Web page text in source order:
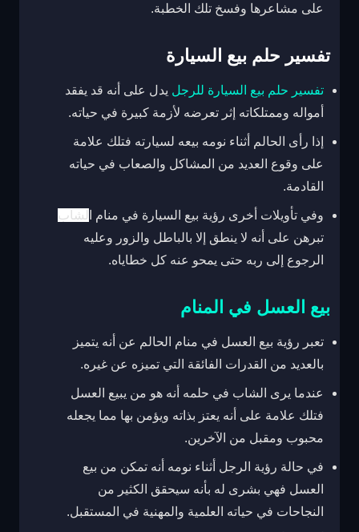
على مشاعرها وفسخ تلك الخطبة.
تفسير حلم بيع السيارة
تفسير حلم بيع السيارة للرجل يدل على أنه قد يفقد
أمواله وممتلكاته إثر تعرضه لأزمة كبيرة في حياته.
إذا رأى الحالم أثناء نومه بيعه لسيارته فتلك علامة
على وقوع العديد من المشاكل والصعاب في حياته
القادمة.
وفي تأويلات أخرى رؤية بيع السيارة في منام ا
لشاب
تبرهن على أنه لا ينطق إلا بالباطل والزور وعليه
الرجوع إلى ربه حتى يمحو عنه كل خطاياه.
بيع العسل في المنام
تعبر رؤية بيع العسل في منام الحالم عن أنه يتميز
بالعديد من القدرات الفائقة التي تميزه عن غيره.
عندما يرى الشاب في حلمه أنه هو من يبيع العسل
فتلك علامة على أنه يعتز بذاته ويؤمن بها مما يجعله
محبوب ومقبل من الآخرين.
في حالة رؤية الرجل أثناء نومه أنه تمكن من بيع
العسل فهي بشرى له بأنه سيحقق الكثير من
النجاحات في حياته العلمية والمهنية في المستقبل.